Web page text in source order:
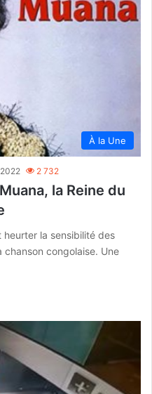
À la Une
2 732
la Reine du
la sensibilité des
chanson congolaise. Une